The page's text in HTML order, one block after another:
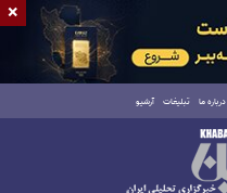
درباره ما تبلیغات آرشیو
×